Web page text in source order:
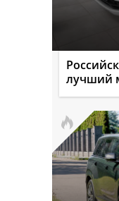
лучший